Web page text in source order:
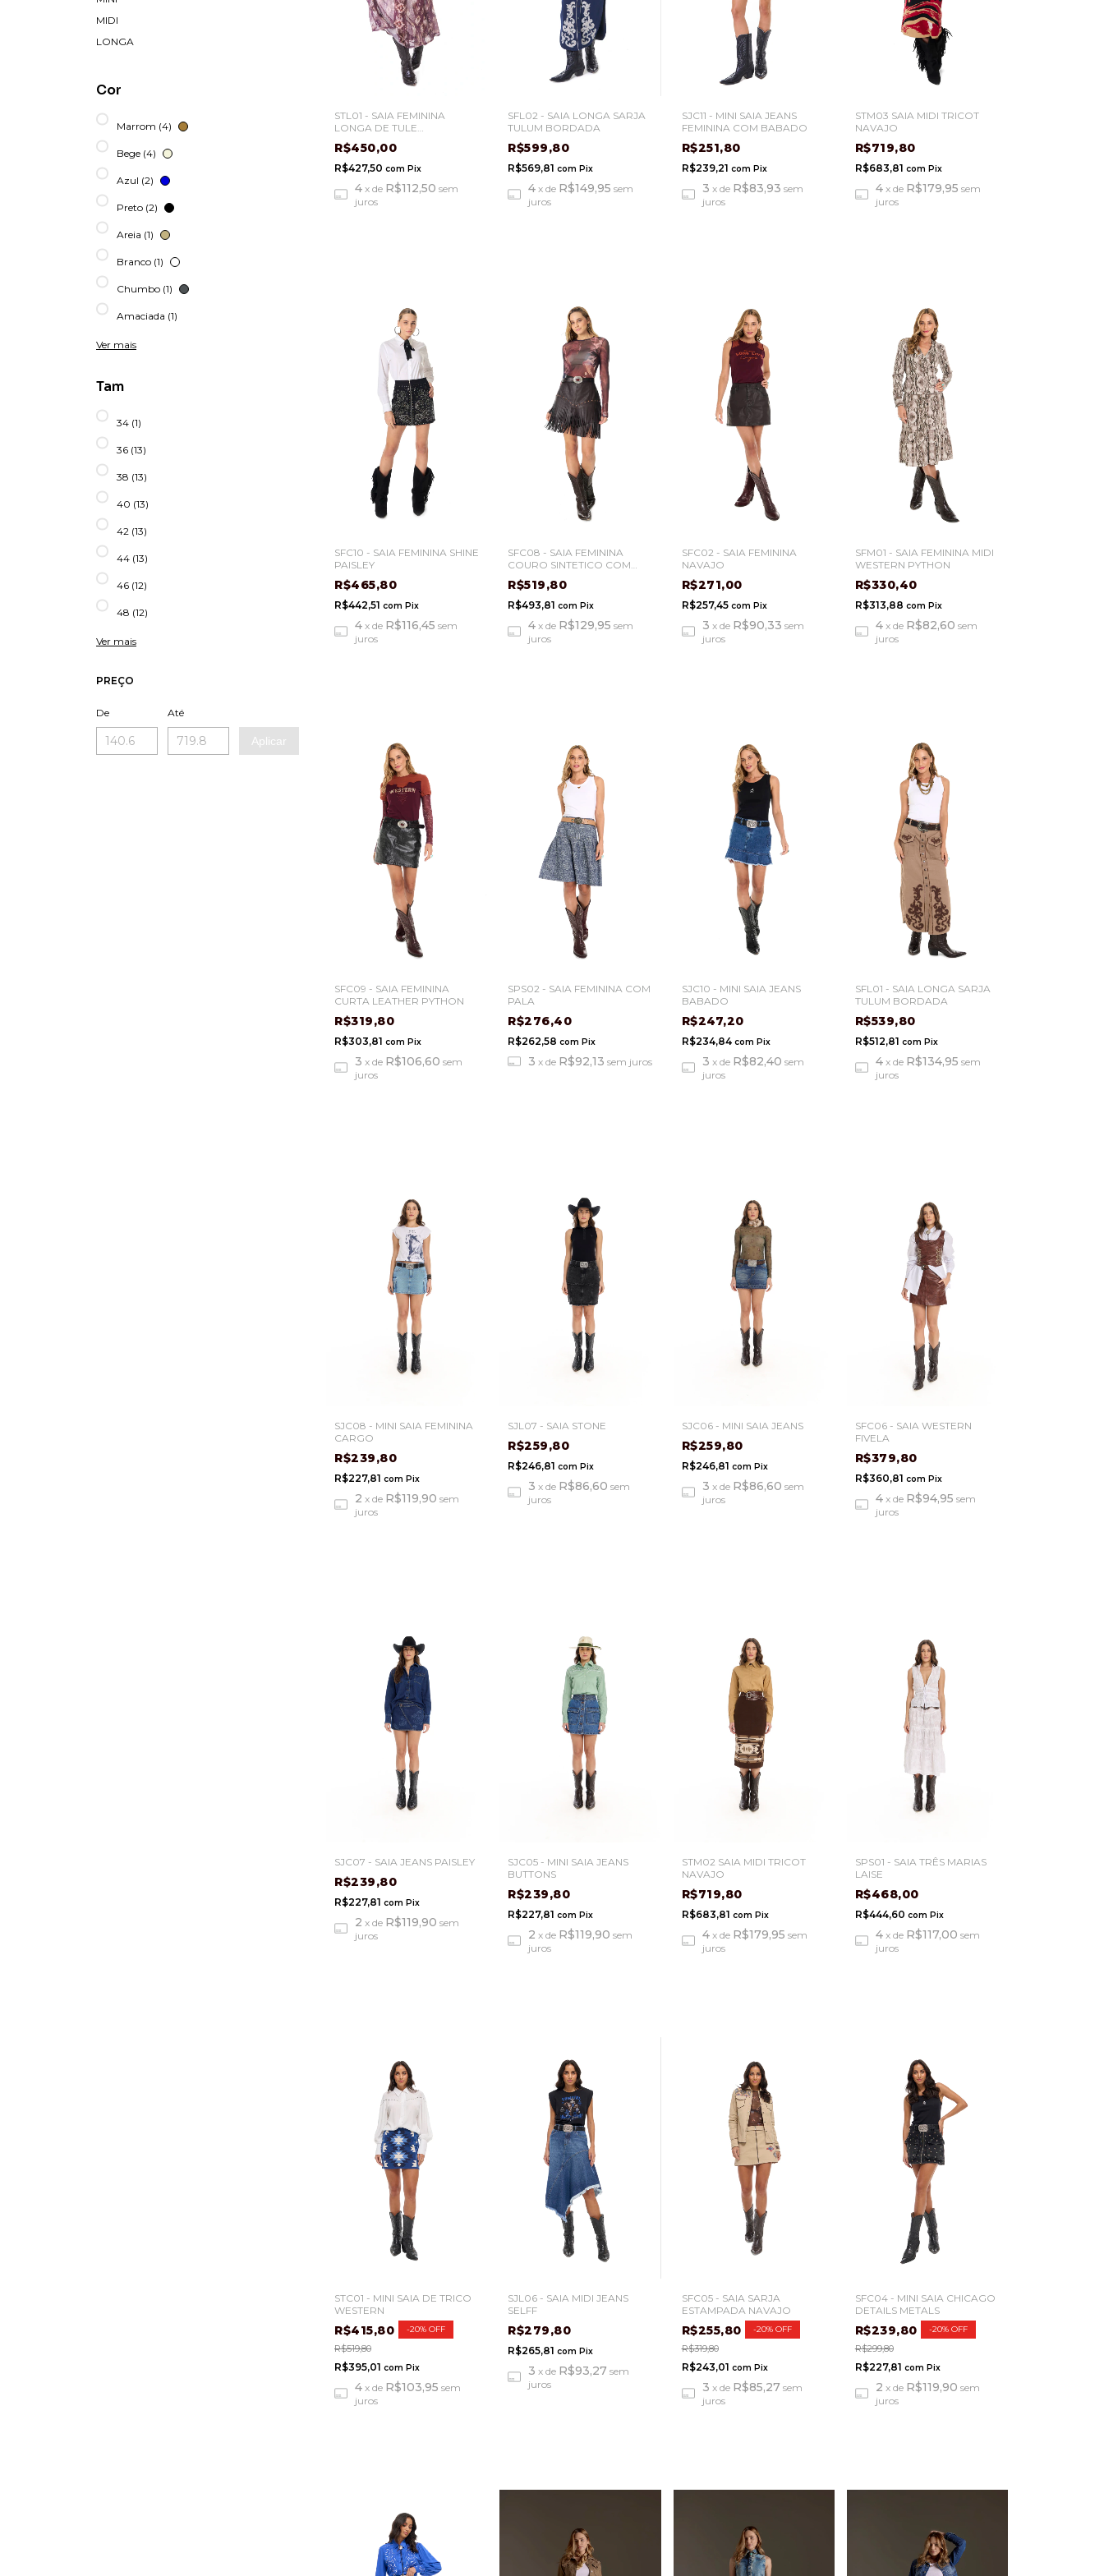
MIDI
LONGA
Cor
Marrom (4)
Bege (4)
Azul (2)
Preto (2)
Areia (1)
Branco (1)
Chumbo (1)
Amaciada (1)
Ver mais
Tam
34 (1)
36 (13)
38 (13)
40 (13)
42 (13)
44 (13)
46 (12)
48 (12)
Ver mais
PREÇO
De Até
Aplicar
STL01 - SAIA FEMININA
LONGA DE TULE
ESTAMPADA
R$450,00
R$427,50 com Pix
4 x de R$112,50 sem
juros
SFL02 - SAIA LONGA SARJA
TULUM BORDADA
R$599,80
R$569,81com Pix
4 xde R$149,95 sem
juros
SJC11 - MINI SAIA JEANS
FEMININA COM BABADO
R$251,80
R$239,21 com Pix
3 x de R$83,93 sem
juros
STM03 SAIA MIDI TRICOT
NAVAJO
R$719,80
R$683,81 com Pix
4 x de R$179,95 sem
juros
SFC10 - SAIA FEMININA SHINE
PAISLEY
R$465,80
R$442,51 com Pix
4 x de R$116,45 sem
juros
SFC08 - SAIA FEMININA
COURO SINTETICO COM
FRANJAS
R$519,80
R$493,81com Pix
4 xde R$129,95 sem
juros
SFC02 - SAIA FEMININA
NAVAJO
R$271,00
R$257,45 com Pix
3 x de R$90,33 sem
juros
SFM01 - SAIA FEMININA MIDI
WESTERN PYTHON
R$330,40
R$313,88 com Pix
4 x de R$82,60 sem
juros
SFC09 - SAIA FEMININA
CURTA LEATHER PYTHON
R$319,80
R$303,81 com Pix
3 x de R$106,60 sem
juros
SPS02 - SAIA FEMININA COM
PALA
R$276,40
R$262,58com Pix
3 xde R$92,13 sem juros
SJC10 - MINI SAIA JEANS
BABADO
R$247,20
R$234,84 com Pix
3 x de R$82,40 sem
juros
SFL01 - SAIA LONGA SARJA
TULUM BORDADA
R$539,80
R$512,81 com Pix
4 x de R$134,95 sem
juros
SJC08 - MINI SAIA FEMININA
CARGO
R$239,80
R$227,81 com Pix
2 x de R$119,90 sem
juros
SJL07 - SAIA STONE
R$259,80
R$246,81com Pix
3 xde R$86,60 sem
juros
SJC06 - MINI SAIA JEANS
R$259,80
R$246,81 com Pix
3 x de R$86,60 sem
juros
SFC06 - SAIA WESTERN
FIVELA
R$379,80
R$360,81 com Pix
4 x de R$94,95 sem
juros
SJC07 - SAIA JEANS PAISLEY
R$239,80
R$227,81 com Pix
2 x de R$119,90 sem
juros
SJC05 - MINI SAIA JEANS
BUTTONS
R$239,80
R$227,81com Pix
2 xde R$119,90 sem
juros
STM02 SAIA MIDI TRICOT
NAVAJO
R$719,80
R$683,81 com Pix
4 x de R$179,95 sem
juros
SPS01 - SAIA TRÊS MARIAS
LAISE
R$468,00
R$444,60 com Pix
4 x de R$117,00 sem
juros
STC01 - MINI SAIA DE TRICO
WESTERN
R$415,80 -20% OFF
R$519,80
R$395,01 com Pix
4 x de R$103,95 sem
juros
SJL06 - SAIA MIDI JEANS
SELFF
R$279,80
R$265,81com Pix
3 xde R$93,27 sem
juros
SFC05 - SAIA SARJA
ESTAMPADA NAVAJO
R$255,80 -20% OFF
R$319,80
R$243,01 com Pix
3 x de R$85,27 sem
juros
SFC04 - MINI SAIA CHICAGO
DETAILS METALS
R$239,80 -20%OFF
R$299,80
R$227,81 com Pix
2 x de R$119,90 sem
juros